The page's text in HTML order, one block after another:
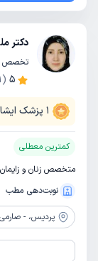
دکتر
تخصص
5
(
1 پزشک
کمترین معطلی
متخصص زنان و زایمان
نوبت‌دهی مطب
پردیس، -